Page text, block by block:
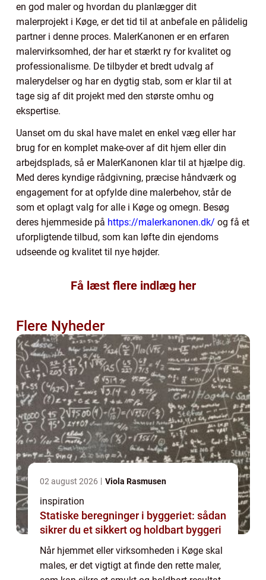
en god maler og hvordan du planlægger dit
malerprojekt i Køge, er det tid til at anbefale en pålidelig
partner i denne proces. MalerKanonen er en erfaren
malervirksomhed, der har et stærkt ry for kvalitet og
professionalisme. De tilbyder et bredt udvalg af
malerydelser og har en dygtig stab, som er klar til at
tage sig af dit projekt med den største omhu og
ekspertise.
Uanset om du skal have malet en enkel væg eller har
brug for en komplet make-over af dit hjem eller din
arbejdsplads, så er MalerKanonen klar til at hjælpe dig.
Med deres kyndige rådgivning, præcise håndværk og
engagement for at opfylde dine malerbehov, står de
som et oplagt valg for alle i Køge og omegn. Besøg
deres hjemmeside på https://malerkanonen.dk/ og få et
uforpligtende tilbud, som kan løfte din ejendoms
udseende og kvalitet til nye højder.
Få læst flere indlæg her
Flere Nyheder
02 august 2026 Viola Rasmusen
inspiration
Statiske beregninger i byggeriet: sådan
sikrer du et sikkert og holdbart byggeri
Når hjemmet eller virksomheden i Køge skal
males, er det vigtigt at finde den rette maler,